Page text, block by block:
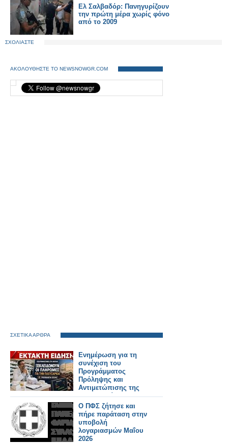
Ελ Σαλβαδόρ: Πανηγυρίζουν
την πρώτη μέρα χωρίς φόνο
από το 2009
ΣΧΟΛΙΑΣΤΕ
ΑΚΟΛΟΥΘΗΣΤΕ ΤΟ NEWSNOWGR.COM
ΣΧΕΤΙΚΑ ΑΡΘΡΑ
Ενημέρωση για τη
συνέχιση του
Προγράμματος
Πρόληψης και
Αντιμετώπισης της
Παχυσαρκίας και για
την εξόφληση των
οφειλών των μηνών
Μαΐου και Ιουνίου
Ο ΠΦΣ ζήτησε και
πήρε παράταση στην
υποβολή
λογαριασμών Μαΐου
2026